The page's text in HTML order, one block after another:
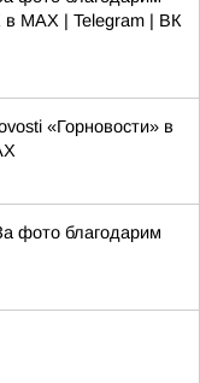
MAX | Telegram | ВК
«Горновости» в
фото благодарим